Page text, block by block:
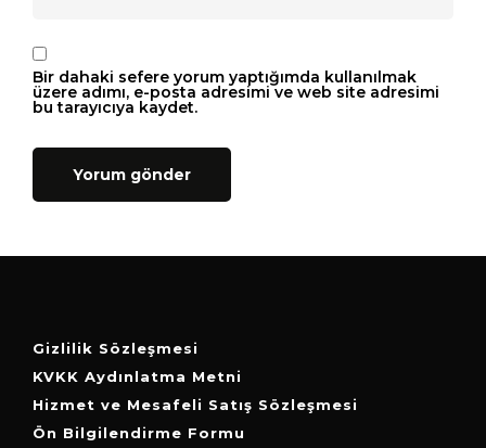
Bir dahaki sefere yorum yaptığımda kullanılmak
üzere adımı, e-posta adresimi ve web site adresimi
bu tarayıcıya kaydet.
Gizlilik Sözleşmesi
KVKK Aydınlatma Metni
Hizmet ve Mesafeli Satış Sözleşmesi
Ön Bilgilendirme Formu